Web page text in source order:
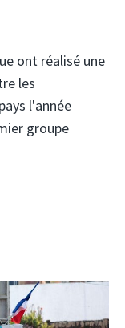
ont réalisé une
les
l'année
groupe